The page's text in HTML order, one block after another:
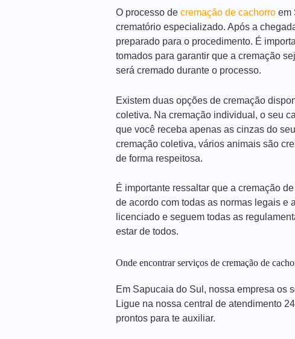
O processo de cremação de cachorro em
crematório especializado. Após a
preparado para o procedimento. É
tomados para garantir que a cremação
será cremado durante o processo.
Existem duas opções de cremação
coletiva. Na cremação individual, o seu
que você receba apenas as cinzas do
cremação coletiva, vários animais são
de forma respeitosa.
É importante ressaltar que a cremação
de acordo com todas as normas legais e
licenciado e seguem todas as
estar de todos.
Onde encontrar serviços de cremação de
Em Sapucaia do Sul, nossa empresa os
Ligue na nossa central de atendimento
prontos para te auxiliar.